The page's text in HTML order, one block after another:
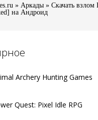
Archery Hunting Games
Quest: Pixel Idle RPG
» Аркады » Скачать
на Андроид